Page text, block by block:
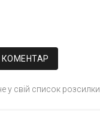
у свій список розсилки.